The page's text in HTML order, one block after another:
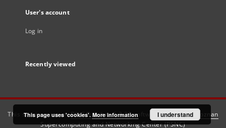
User's account
Log in
Recently viewed
This service runs onDInGO dLibra 6.3.21software created by
Poznan
Supercomputing and Networking Center (PSNC)
This page uses 'cookies'. More information I understand